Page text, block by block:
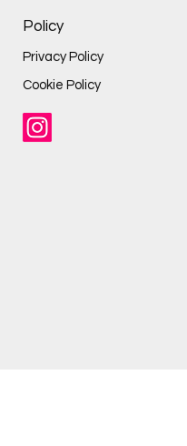
Policy
Privacy Policy
Cookie Policy